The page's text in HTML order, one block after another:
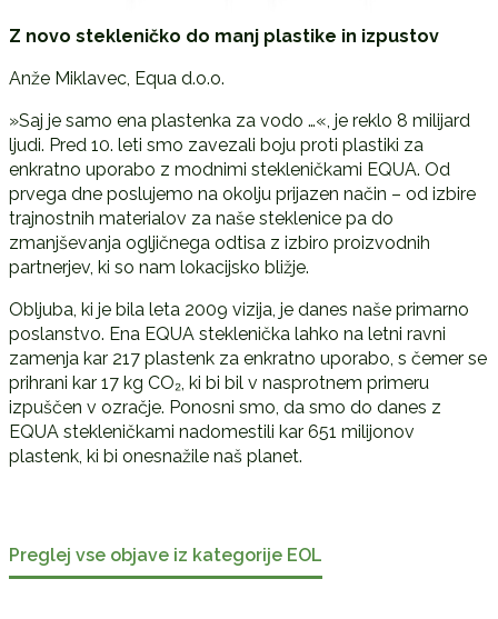
Z novo stekleničko do manj plastike in izpustov
Anže Miklavec, Equa d.o.o.
»Saj je samo ena plastenka za vodo …«, je reklo 8 milijard
ljudi. Pred 10. leti smo zavezali boju proti plastiki za
enkratno uporabo z modnimi stekleničkami EQUA. Od
prvega dne poslujemo na okolju prijazen način – od izbire
trajnostnih materialov za naše steklenice pa do
zmanjševanja ogljičnega odtisa z izbiro proizvodnih
partnerjev, ki so nam lokacijsko bližje.
Obljuba, ki je bila leta 2009 vizija, je danes naše primarno
poslanstvo. Ena EQUA steklenička lahko na letni ravni
zamenja kar 217 plastenk za enkratno uporabo, s čemer se
prihrani kar 17 kg CO₂, ki bi bil v nasprotnem primeru
izpuščen v ozračje. Ponosni smo, da smo do danes z
EQUA stekleničkami nadomestili kar 651 milijonov
plastenk, ki bi onesnažile naš planet.
Preglej vse objave iz kategorije EOL